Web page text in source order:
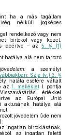
ha a más tagállam
nélküli jogképes
rendelkező vagy nem
birtokol vagy kezel,
ideértve – az 5. § (1)
hatálya alá nem tartozó
jövedelem:a személyi
Szja tv.) 3. §
halála esetére vállalt
az 1. mellékletI. pontja
értékkel
az Európai Unió
aktusának hatálya alá
jövedelem (ide nem
ingatlan birtoklásának,
az ingatlan feletti